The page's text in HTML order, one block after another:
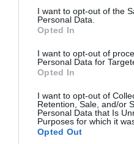
consent section.
I want to opt-out of the
Personal Data.
Opted In
I want to opt-out of
Personal Data for
Opted In
I want to opt-out of
Retention, Sale, and/or
Personal Data that Is
Purposes for which it
Opted Out
Ιρανικά ΜΜΕ:
κατάσταση της
«Μπορεί να
07.08.2026 | 09:20